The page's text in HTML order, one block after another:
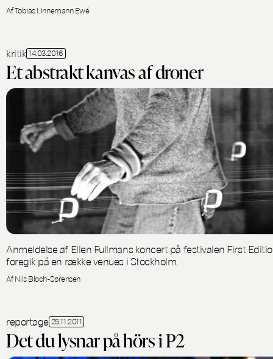
Af Tobias Linnemann Ewé
kritik 14.03.2016
Et abstrakt kanvas af droner
Anmeldelse af Ellen Fullmans koncert på festivalen First
foregik på en række venues i Stockholm.
Af Nils Bloch-Sørensen
reportage 25.11.2011
Det du lysnar på hörs i P2